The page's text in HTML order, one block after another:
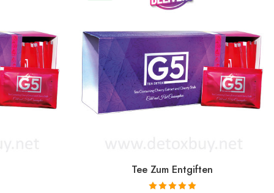
Tee Zum Entgiften